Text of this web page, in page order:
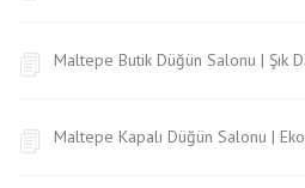
Maltepe Butik Düğün Salonu | Şık
Maltepe Kapalı Düğün Salonu |